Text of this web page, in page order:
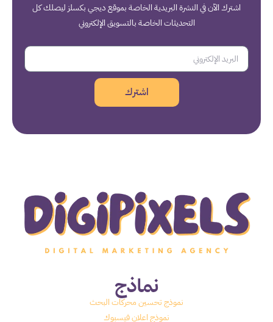
اشترك الآن في النشرة البريدية الخاصة بموقع ديجي بكسلز ليصلك كل
التحديثات الخاصة بالتسويق الإلكتروني
اشترك
نماذج
نموذج تحسين محركات البحث
نموذج اعلان فيسبوك